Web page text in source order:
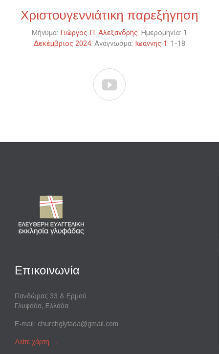
Χριστουγεννιάτικη παρεξήγηση
Μήνυμα: Γιώργος Π. Αλεξανδρής. Ημερομηνία: 1
Δεκέμβριος 2024. Ανάγνωσμα: Ιωάννης 1 : 1-18

Επικοινωνία
Πανδώρας 33 & Ερμού
Γλυφάδα, Ελλάδα
E-mail: churchglyfada@gmail.com
Δείτε χάρτη →